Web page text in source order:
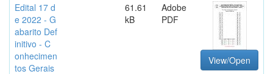
Edital 17 d
e 2022 - G
abarito Def
initivo - C
onhecimen
tos Gerais
61.61
kB
Adobe
PDF
View/Open